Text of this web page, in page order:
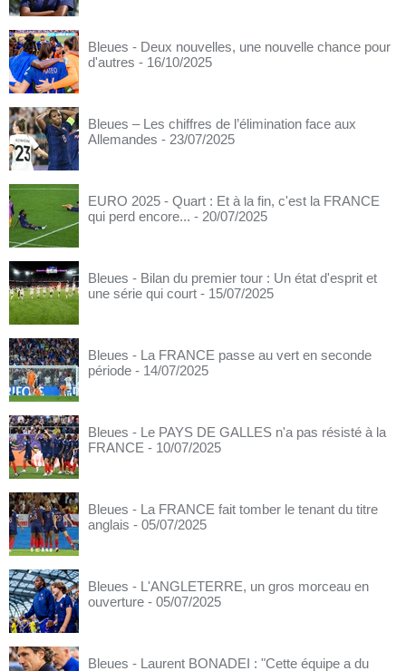
Bleues - Deux nouvelles, une nouvelle chance pour
d'autres - 16/10/2025
Bleues – Les chiffres de l’élimination face aux
Allemandes - 23/07/2025
EURO 2025 - Quart : Et à la fin, c'est la FRANCE
qui perd encore... - 20/07/2025
Bleues - Bilan du premier tour : Un état d'esprit et
une série qui court - 15/07/2025
Bleues - La FRANCE passe au vert en seconde
période - 14/07/2025
Bleues - Le PAYS DE GALLES n'a pas résisté à la
FRANCE - 10/07/2025
Bleues - La FRANCE fait tomber le tenant du titre
anglais - 05/07/2025
Bleues - L'ANGLETERRE, un gros morceau en
ouverture - 05/07/2025
Bleues - Laurent BONADEI : "Cette équipe a du